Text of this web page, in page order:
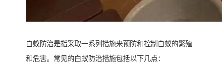
白蚁防治是指采取一系列措施来预防和控制白蚁的繁殖
和危害。常见的白蚁防治措施包括以下几点：